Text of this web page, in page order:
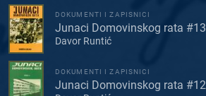
DOKUMENTI I ZAPISNICI
Junaci Domovinskog rata #13
Davor Runtić
DOKUMENTI I ZAPISNICI
Junaci Domovinskog rata #12